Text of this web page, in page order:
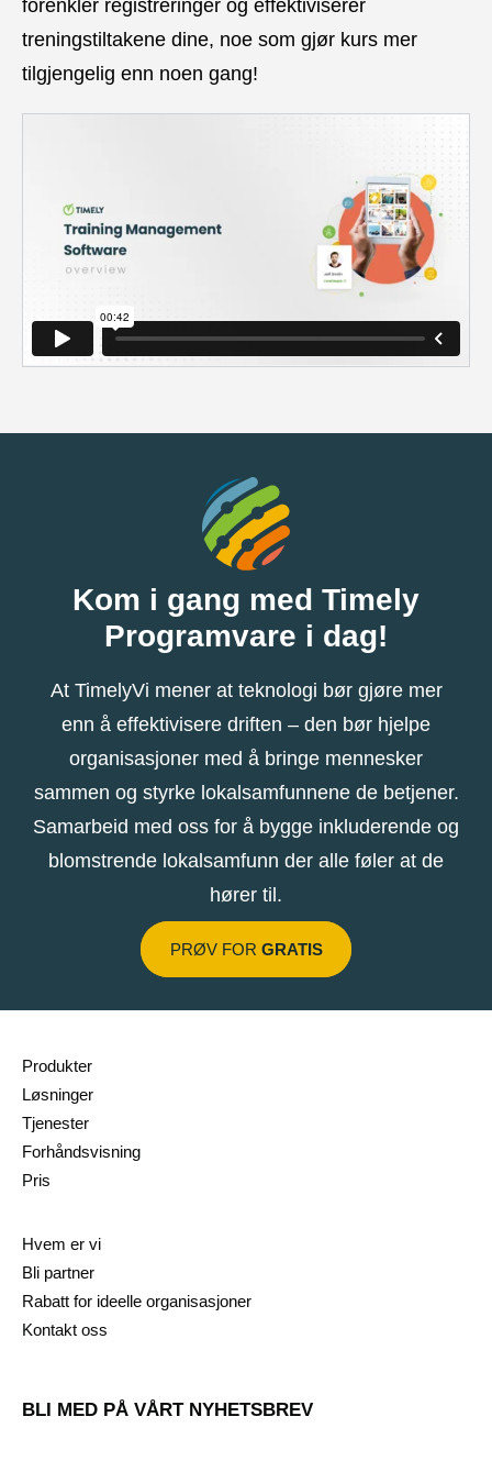
forenkler registreringer og effektiviserer
treningstiltakene dine, noe som gjør kurs mer
tilgjengelig enn noen gang!
Kom i gang med Timely
Programvare i dag!
At TimelyVi mener at teknologi bør gjøre mer
enn å effektivisere driften – den bør hjelpe
organisasjoner med å bringe mennesker
sammen og styrke lokalsamfunnene de betjener.
Samarbeid med oss ​​for å bygge inkluderende og
blomstrende lokalsamfunn der alle føler at de
hører til.
PRØV FOR GRATIS
Produkter
Løsninger
Tjenester
Forhåndsvisning
Pris
Hvem er vi
Bli partner
Rabatt for ideelle organisasjoner
Kontakt oss
BLI MED PÅ VÅRT NYHETSBREV